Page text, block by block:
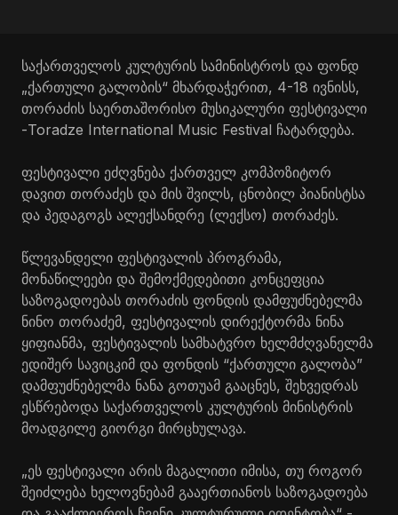
საქართველოს კულტურის სამინისტროს და ფონდ
„ქართული გალობის“ მხარდაჭერით, 4-18 ივნისს,
თორაძის საერთაშორისო მუსიკალური ფესტივალი
-Toradze International Music Festival ჩატარდება.
ფესტივალი ეძღვნება ქართველ კომპოზიტორ
დავით თორაძეს და მის შვილს, ცნობილ პიანისტსა
და პედაგოგს ალექსანდრე (ლექსო) თორაძეს.
წლევანდელი ფესტივალის პროგრამა,
მონაწილეები და შემოქმედებითი კონცეფცია
საზოგადოებას თორაძის ფონდის დამფუძნებელმა
ნინო თორაძემ, ფესტივალის დირექტორმა ნინა
ყიფიანმა, ფესტივალის სამხატვრო ხელმძღვანელმა
ედიშერ სავიცკიმ და ფონდის “ქართული გალობა”
დამფუძნებელმა ნანა გოთუამ გააცნეს, შეხვედრას
ესწრებოდა საქართველოს კულტურის მინისტრის
მოადგილე გიორგი მირცხულავა.
„ეს ფესტივალი არის მაგალითი იმისა, თუ როგორ
შეიძლება ხელოვნებამ გააერთიანოს საზოგადოება